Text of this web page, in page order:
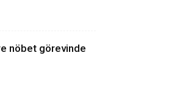
nöbet görevinde